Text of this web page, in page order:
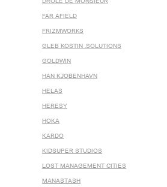
FAR AFIELD
FRIZMWORKS
GLEB KOSTIN .SOLUTIONS
GOLDWIN
HAN KJOBENHAVN
HELAS
HERESY
HOKA
KARDO
KIDSUPER STUDIOS
LOST MANAGEMENT CITIES
MANASTASH